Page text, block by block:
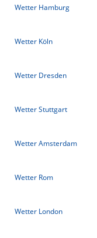
Wetter Hamburg
Wetter Köln
Wetter Dresden
Wetter Stuttgart
Wetter Amsterdam
Wetter Rom
Wetter London